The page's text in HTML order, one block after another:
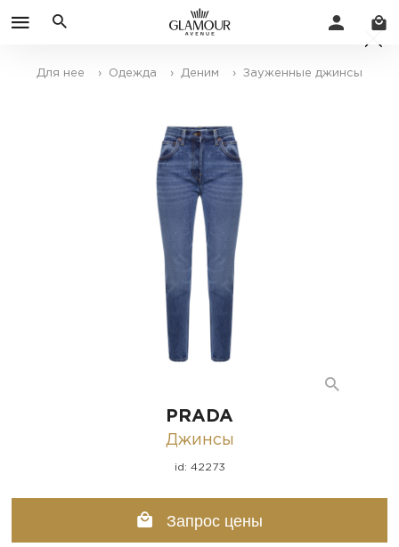
Для нее › Одежда › Деним › Зауженные джинсы
PRADA
Джинсы
id: 42273
Запрос цены